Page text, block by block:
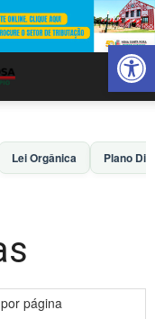
Abrir
Lei Orgânica Plano
página